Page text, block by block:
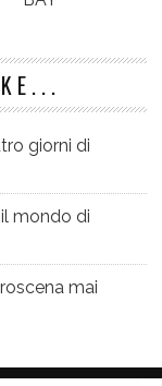
giorni di
mondo di
mai